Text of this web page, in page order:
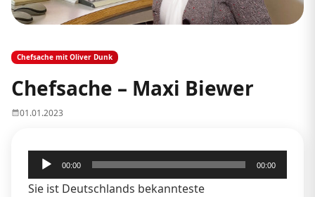
Chefsache mit Oliver Dunk
Chefsache – Maxi Biewer
01.01.2023
Audio-
Player
00:00 00:00
Sie ist Deutschlands bekannteste